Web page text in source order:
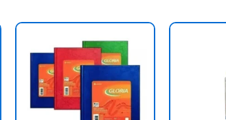
variantes.
Este